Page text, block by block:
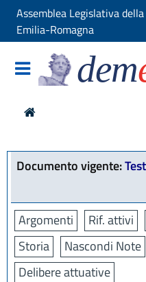
Assemblea Legislativa
Emilia-Romagna
dem
Documento vigente:
Argomenti Rif. attivi
Storia
Nascondi Note
Delibere attuative